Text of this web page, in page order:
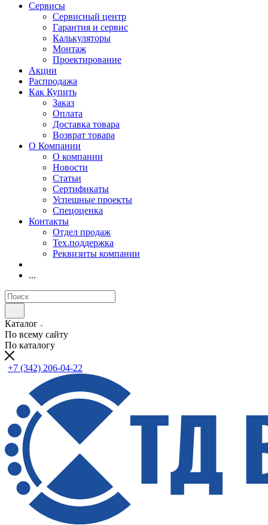
Сервисы
Сервисный центр
Гарантия и сервис
Калькуляторы
Монтаж
Проектирование
Акции
Распродажа
Как Купить
Заказ
Оплата
Доставка товара
Возврат товара
О Компании
О компании
Новости
Статьи
Сертификаты
Успешные проекты
Спецоценка
Контакты
Отдел продаж
Тех.поддержка
Реквизиты компании
...
Каталог
По всему сайту
По каталогу
+7 (342) 206-04-22